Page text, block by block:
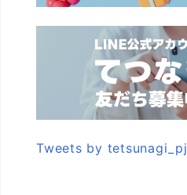
Tweets by tetsunagi_pj